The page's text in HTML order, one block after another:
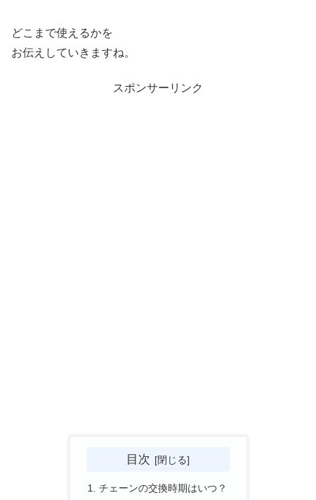
どこまで使えるかを
お伝えしていきますね。
スポンサーリンク
目次
チェーンの交換時期はいつ？